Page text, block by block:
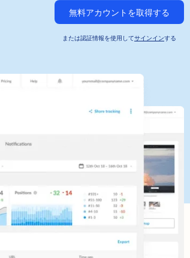
無料アカウントを取得する
または認証情報を使用してサインインする